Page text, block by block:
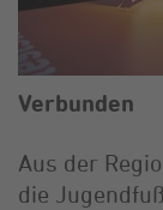
Verbunden
Aus der
die